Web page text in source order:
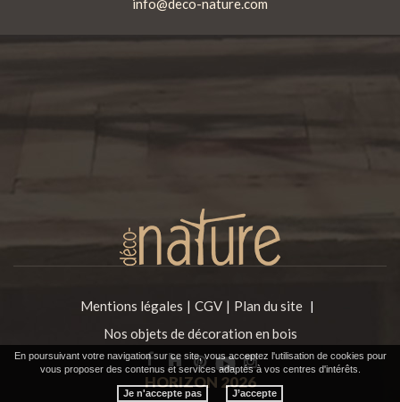
info@deco-nature.com
Mentions légales CGV Plan du site |
Nos objets de décoration en bois
HORIZON 2026
En poursuivant votre navigation sur ce site, vous acceptez l'utilisation de cookies pour
vous proposer des contenus et services adaptés à vos centres d'intérêts.
Je n'accepte pas